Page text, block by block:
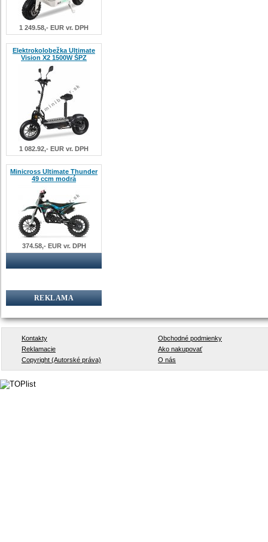
1 249.58,- EUR vr. DPH
Elektrokolobežka Ultimate
Vision X2 1500W ŠPZ
1 082.92,- EUR vr. DPH
Minicross Ultimate Thunder
49 ccm modrá
374.58,- EUR vr. DPH
REKLAMA
Kontakty
Obchodné podmienky
Reklamacie
Ako nakupovať
Copyright (Autorské práva)
O nás